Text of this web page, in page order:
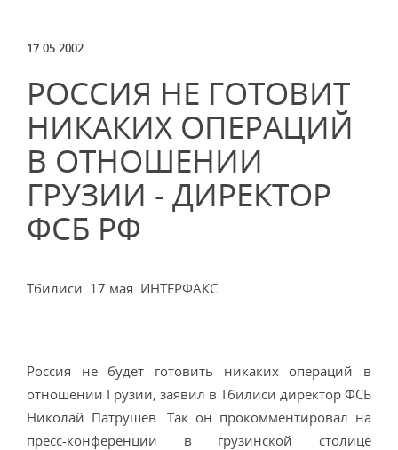
17.05.2002
РОССИЯ НЕ ГОТОВИТ
НИКАКИХ ОПЕРАЦИЙ
В ОТНОШЕНИИ
ГРУЗИИ - ДИРЕКТОР
ФСБ РФ
Тбилиси. 17 мая. ИНТЕРФАКС
Россия не будет готовить никаких операций в
отношении Грузии, заявил в Тбилиси директор ФСБ
Николай Патрушев. Так он прокомментировал на
пресс-конференции в грузинской столице